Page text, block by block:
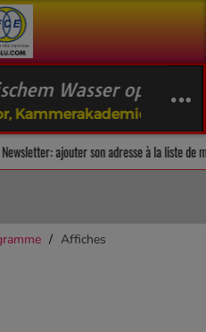
op.42 (Psalm 42)
Potsdam
& Merch Newsletter: ajouter
Affiches